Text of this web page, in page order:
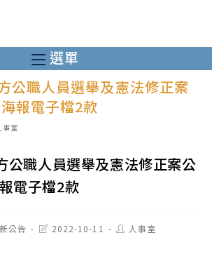
選單
公職人員選舉及憲法修正案
報電子檔2款
事室
公職人員選舉及憲法修正案公
電子檔2款
公告
Post2022-10-11
Post人事室